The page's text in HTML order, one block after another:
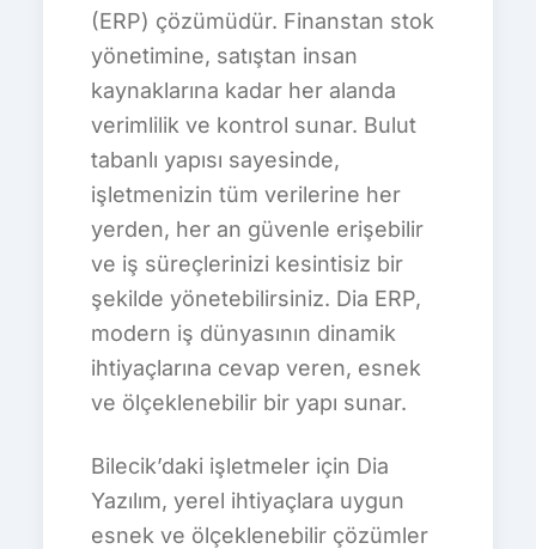
(ERP) çözümüdür. Finanstan stok
yönetimine, satıştan insan
kaynaklarına kadar her alanda
verimlilik ve kontrol sunar. Bulut
tabanlı yapısı sayesinde,
işletmenizin tüm verilerine her
yerden, her an güvenle erişebilir
ve iş süreçlerinizi kesintisiz bir
şekilde yönetebilirsiniz. Dia ERP,
modern iş dünyasının dinamik
ihtiyaçlarına cevap veren, esnek
ve ölçeklenebilir bir yapı sunar.
Bilecik’daki işletmeler için Dia
Yazılım, yerel ihtiyaçlara uygun
esnek ve ölçeklenebilir çözümler